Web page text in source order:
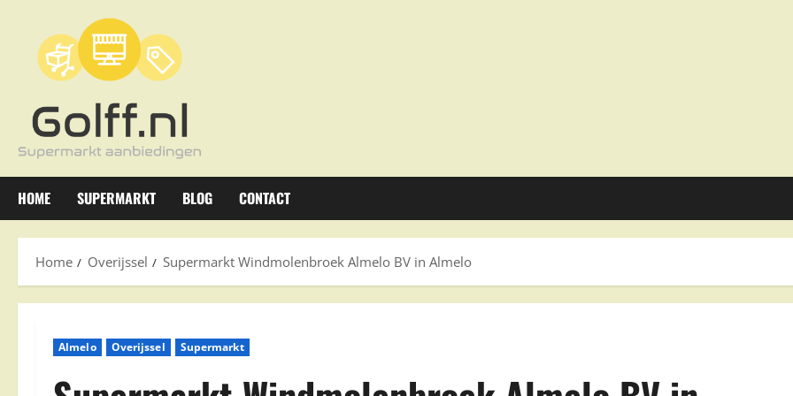
inhoud
HOME SUPERMARKT BLOG CONTACT
Home Overijssel Supermarkt Windmolenbroek Almelo BV in Almelo
Almelo Overijssel Supermarkt